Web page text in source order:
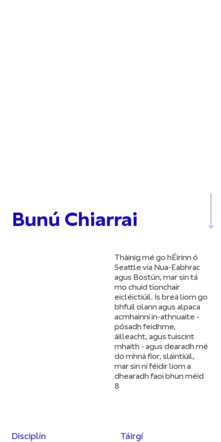
Bunú Chiarrai
Tháinig mé go hÉirinn ó
Seattle via Nua-Eabhrac
agus Bostún, mar sin tá
mo chuid tionchair
eicléictiúil. Is breá liom go
bhfuil olann agus alpaca
acmhainní in-athnuaite -
pósadh feidhme,
áilleacht, agus tuiscint
mhaith - agus dearadh mé
do mhná fíor, sláintiúil,
mar sin ní féidir liom a
dhearadh faoi bhun méid
8
Disciplín
Táirgí